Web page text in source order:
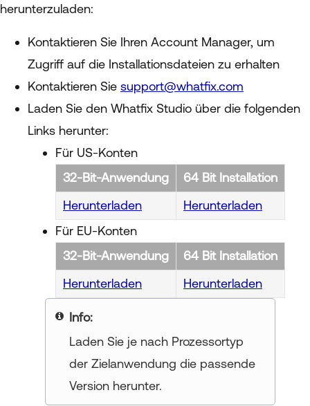
herunterzuladen:
Kontaktieren Sie Ihren Account Manager, um
Zugriff auf die Installationsdateien zu erhalten
Kontaktieren Sie support@whatfix.com
Laden Sie den Whatfix Studio über die folgenden
Links herunter:
Für US-Konten
32-Bit-Anwendung
64 Bit Installation
Herunterladen
Herunterladen
Für EU-Konten
32-Bit-Anwendung
64 Bit Installation
Herunterladen
Herunterladen
your title goes here
Laden Sie je nach Prozessortyp
der Zielanwendung die passende
Version herunter.